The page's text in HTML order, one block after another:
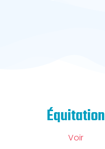
Équitation
Voir